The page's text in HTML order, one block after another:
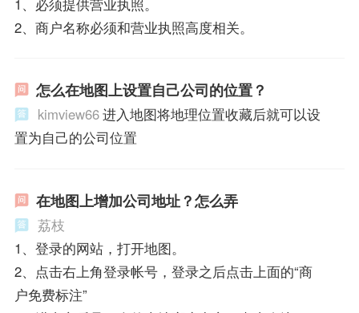
2、商户名称必须和营业执照高度相关。
怎么在地图上设置自己公司的位置？
kimview66进入地图将地理位置收藏后就可以设
置为自己的公司位置
在地图上增加公司地址？怎么弄
荔枝
1、登录的网站，打开地图。
2、点击右上角登录帐号，登录之后点击上面的“商
户免费标注”